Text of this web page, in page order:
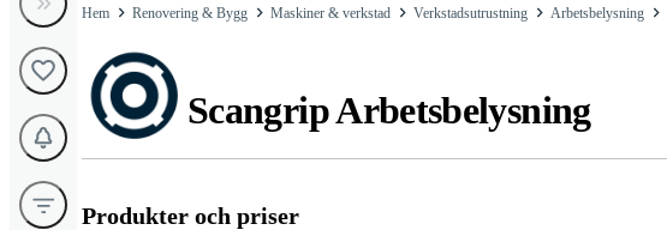
Hem Renovering & Bygg Maskiner & verkstad Verkstadsutrustning Arbetsbelysning
Scangrip Arbetsbelysning
Produkter och priser